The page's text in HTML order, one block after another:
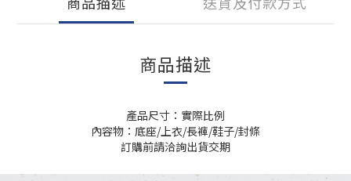
商品描述
產品尺寸：實際比例
內容物：底座/上衣/長褲/鞋子/封條
訂購前請洽詢出貨交期